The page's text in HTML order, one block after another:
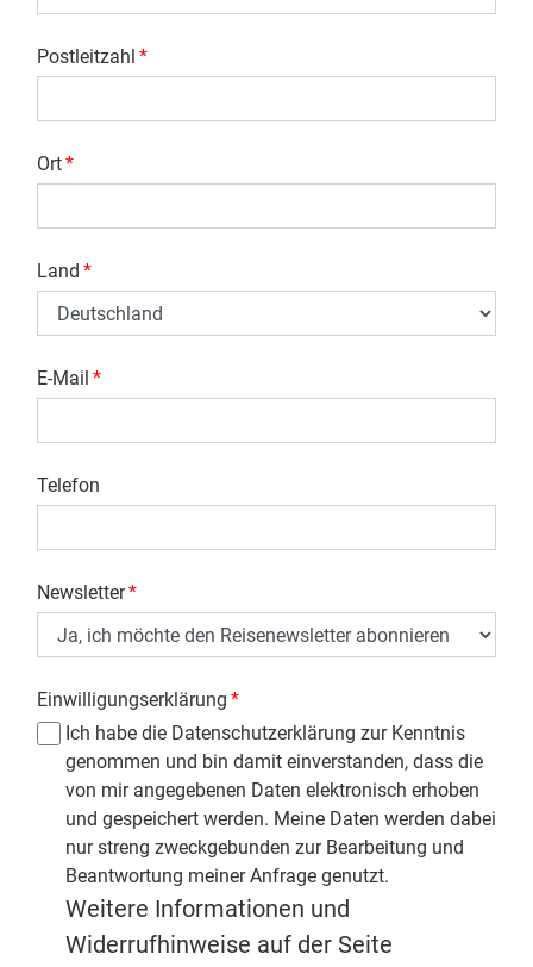
Postleitzahl *
Ort*
Land *
E-Mail *
Telefon
Newsletter*
Einwilligungserklärung *
Ich habe die Datenschutzerklärung zur Kenntnis
genommen und bin damit einverstanden, dass die
von mir angegebenen Daten elektronisch erhoben
und gespeichert werden. Meine Daten werden dabei
nur streng zweckgebunden zur Bearbeitung und
Beantwortung meiner Anfrage genutzt.
Weitere Informationen und
Widerrufhinweise auf der Seite